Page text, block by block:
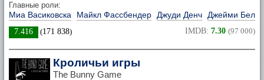
Главные роли:
Миа Васиковска Майкл Фассбендер Джуди Денч Джейми Белл
7.416 (171 838) IMDB: 7.30 (97 000)
Кроличьи игры
The Bunny Game